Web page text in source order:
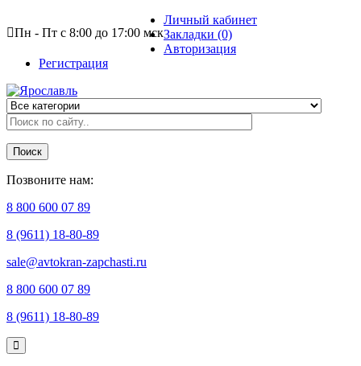
Пн - Пт с 8:00 до 17:00 мск
Личный кабинет
Закладки (0)
Авторизация
Регистрация
Поиск
Позвоните нам:
8 800 600 07 89
8 (9611) 18-80-89
sale@avtokran-zapchasti.ru
8 800 600 07 89
8 (9611) 18-80-89